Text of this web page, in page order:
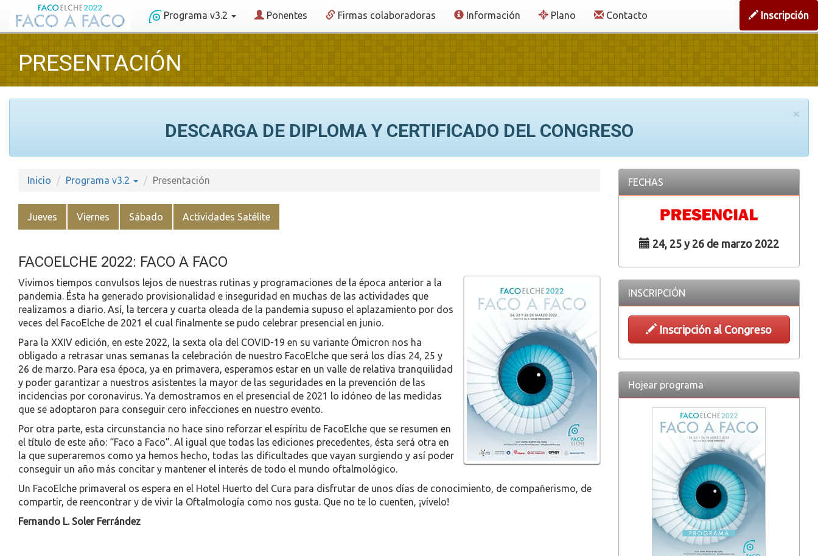
Programa v3.2 Ponentes Firmas colaboradoras Información Plano Contacto Inscripción
PRESENTACIÓN
×
DESCARGA DE DIPLOMA Y CERTIFICADO DEL CONGRESO
Inicio Programa v3.2 Presentación
Jueves Viernes Sábado Actividades Satélite
FACOELCHE 2022: FACO A FACO
Vivimos tiempos convulsos lejos de nuestras rutinas y programaciones de la época anterior a la
pandemia. Ésta ha generado provisionalidad e inseguridad en muchas de las actividades que
realizamos a diario. Así, la tercera y cuarta oleada de la pandemia supuso el aplazamiento por dos
veces del FacoElche de 2021 el cual finalmente se pudo celebrar presencial en junio.
Para la XXIV edición, en este 2022, la sexta ola del COVID-19 en su variante Ómicron nos ha
obligado a retrasar unas semanas la celebración de nuestro FacoElche que será los días 24, 25 y
26 de marzo. Para esa época, ya en primavera, esperamos estar en un valle de relativa tranquilidad
y poder garantizar a nuestros asistentes la mayor de las seguridades en la prevención de las
incidencias por coronavirus. Ya demostramos en el presencial de 2021 lo idóneo de las medidas
que se adoptaron para conseguir cero infecciones en nuestro evento.
Por otra parte, esta circunstancia no hace sino reforzar el espíritu de FacoElche que se resumen en
el título de este año: “Faco a Faco”. Al igual que todas las ediciones precedentes, ésta será otra en
la que superaremos como ya hemos hecho, todas las dificultades que vayan surgiendo y así poder
conseguir un año más concitar y mantener el interés de todo el mundo oftalmológico.
Un FacoElche primaveral os espera en el Hotel Huerto del Cura para disfrutar de unos días de conocimiento, de compañerismo, de
compartir, de reencontrar y de vivir la Oftalmología como nos gusta. Que no te lo cuenten, ¡vívelo!
Fernando L. Soler Ferrández
FECHAS
24, 25 y 26 de marzo 2022
INSCRIPCIÓN
Inscripción al Congreso
Hojear programa